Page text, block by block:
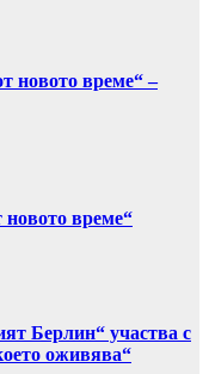
новото време“ –
новото време“
Берлин“ участва с
оживява“